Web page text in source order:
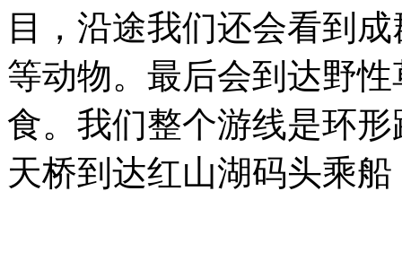
目，沿途我们还会看到
等动物。最后会到达野
食。我们整个游线是环
天桥到达红山湖码头乘